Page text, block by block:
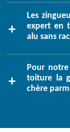
Les
expert en
alu sans
Pour
toiture la
chère